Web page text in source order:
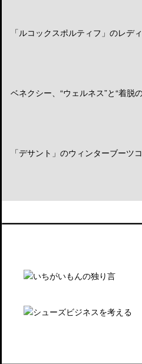
「ルコックスポルティフ」のレデ
ベネクシー、“ウェルネス”と“着脱
「デサント」のウィンターブーツ